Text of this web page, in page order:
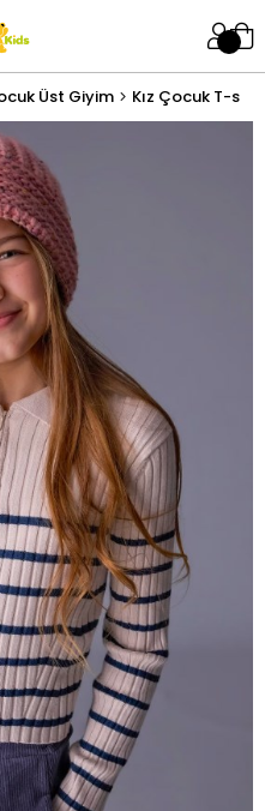
Üst Giyim Kız Çocuk T-shirt